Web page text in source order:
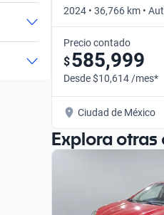
2024 • 36,766 km •
Precio contado
$585,999
Desde $10,614 /mes*
Ciudad de México
Explora